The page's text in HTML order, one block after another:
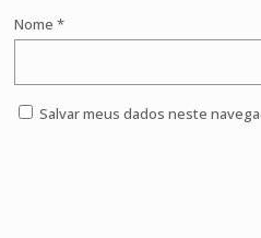
Nome *
Salvar meus dados neste